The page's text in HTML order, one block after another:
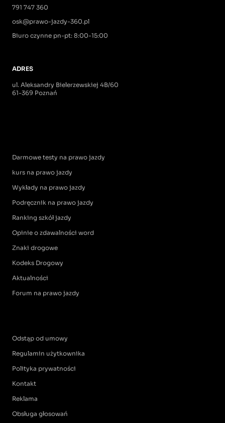
791 747 360
osk@prawo-jazdy-360.pl
Biuro czynne pn-pt: 8:00-15:00
ADRES
ul. Aleksandry Bielerzewskiej 4B/60
61-369 Poznań
Darmowe testy na prawo jazdy
kurs na prawo jazdy
Wykłady na prawo jazdy
Podręcznik na prawo jazdy
Ranking szkół jazdy
Opinie o zdawalności word
Znaki drogowe
Kodeks Drogowy
Aktualności
Forum na prawo jazdy
Odstąp od umowy
Regulamin użytkownika
Polityka prywatności
Kontakt
Reklama
Obsługa głosowań